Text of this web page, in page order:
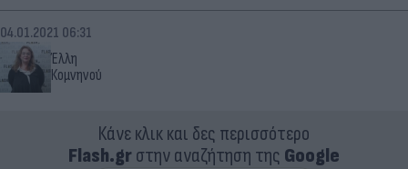
Έλλη
Κομνηνού
04.01.2021 06:31
Κάνε κλικ και δες περισσότερο
Flash.grστην αναζήτηση της Google